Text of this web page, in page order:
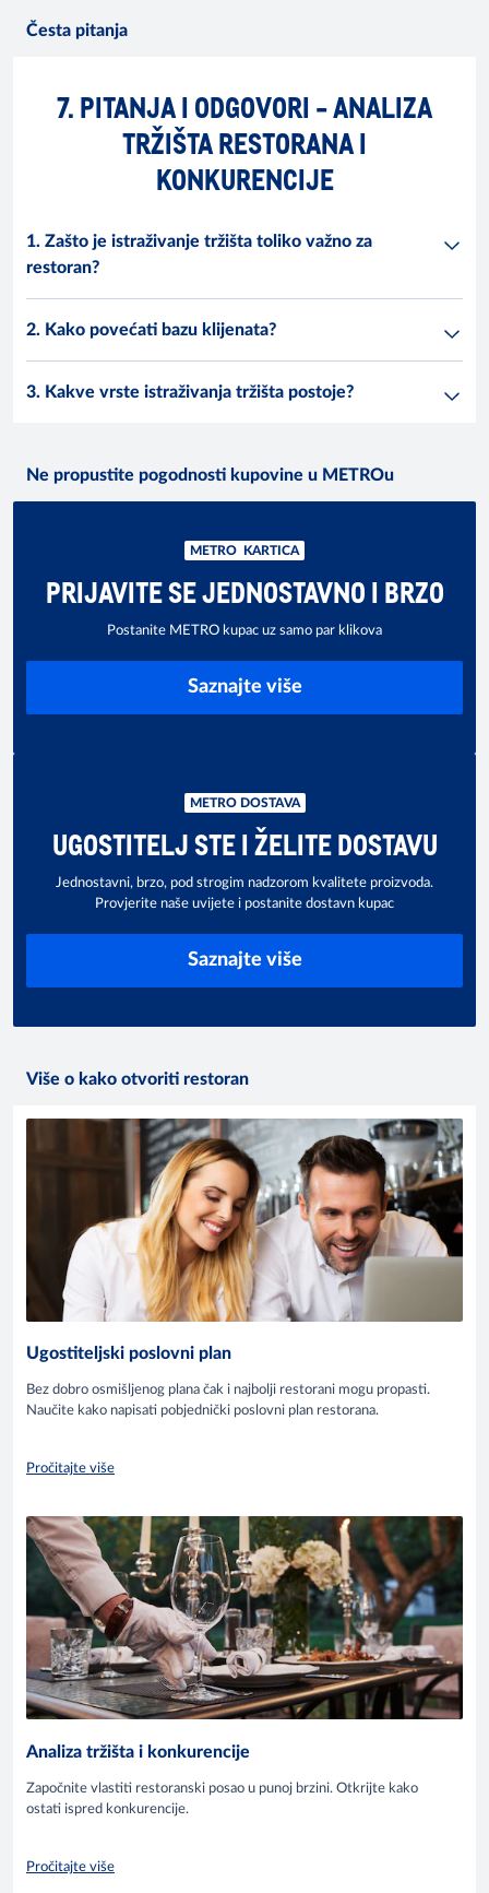
Česta pitanja
7. PITANJA I ODGOVORI - ANALIZA
TRŽIŠTA RESTORANA I
KONKURENCIJE
1. Zašto je istraživanje tržišta toliko važno za
restoran?
2. Kako povećati bazu klijenata?
3. Kakve vrste istraživanja tržišta postoje?
Ne propustite pogodnosti kupovine u METROu
METRO KARTICA
PRIJAVITE SE JEDNOSTAVNO I BRZO
Postanite METRO kupac uz samo par klikova
Saznajte više
METRO DOSTAVA
UGOSTITELJ STE I ŽELITE DOSTAVU
Jednostavni, brzo, pod strogim nadzorom kvalitete proizvoda.
Provjerite naše uvijete i postanite dostavn kupac
Saznajte više
Više o kako otvoriti restoran
Ugostiteljski poslovni plan
Bez dobro osmišljenog plana čak i najbolji restorani mogu propasti.
Naučite kako napisati pobjednički poslovni plan restorana.
Pročitajte više
Analiza tržišta i konkurencije
Započnite vlastiti restoranski posao u punoj brzini. Otkrijte kako
ostati ispred konkurencije.
Pročitajte više